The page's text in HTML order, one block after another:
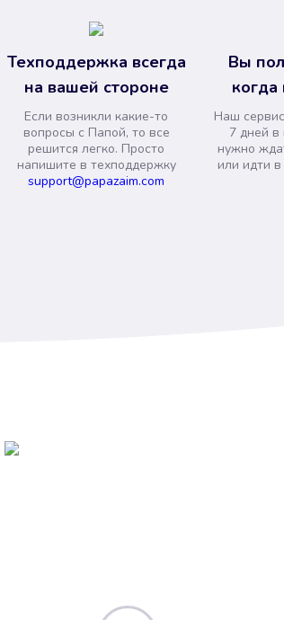
Техподдержка всегда
на вашей стороне
Если возникли какие-то
вопросы с Папой, то все
решится легко. Просто
напишите в техподдержку
support@papazaim.com
Вы
Наш
7 дней
нужно
или идти